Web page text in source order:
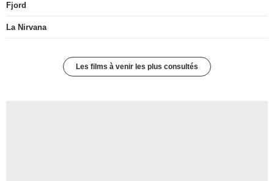
Fjord
La Nirvana
Les films à venir les plus consultés